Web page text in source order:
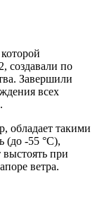
создавали по
Завершили
всех
обладает такими
(до -55 °C),
при
ветра.